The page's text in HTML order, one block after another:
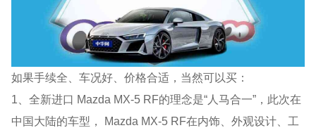
如果手续全、车况好、价格合适，当然可以买：
1、全新进口 Mazda MX-5 RF的理念是“人马合一”，此次在
中国大陆的车型， Mazda MX-5 RF在内饰、外观设计、工